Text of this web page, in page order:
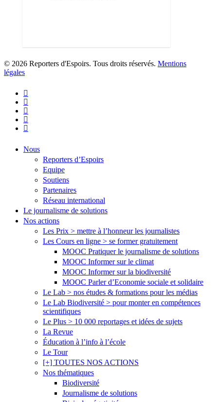
© 2026 Reporters d'Espoirs. Tous droits réservés. Mentions
légales
twitter
facebook
linkedin
youtube
flickr
Close
Nous
Reporters d’Espoirs
Equipe
Soutiens
Partenaires
Réseau international
Le journalisme de solutions
Nos actions
Les Prix > mettre à l’honneur les journalistes
Les Cours en ligne > se former gratuitement
MOOC Pratiquer le journalisme de solutions
MOOC Informer sur le climat
MOOC Informer sur la biodiversité
MOOC Parler d’Economie sociale et solidaire
Le Lab > nos études & formations pour les médias
Le Lab Biodiversité > pour monter en compétences
scientifiques
Le Plus > 10 000 reportages et idées de sujets
La Revue
Éducation à l’info à l’école
Le Tour
[+] TOUTES NOS ACTIONS
Nos thématiques
Biodiversité
Journalisme de solutions